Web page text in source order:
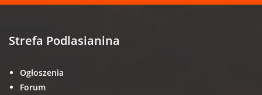
Strefa Podlasianina
Ogłoszenia
Forum